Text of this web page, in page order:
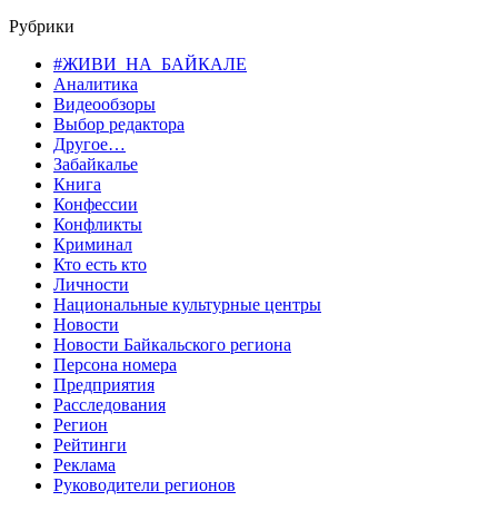
Рубрики
#ЖИВИ_НА_БАЙКАЛЕ
Аналитика
Видеообзоры
Выбор редактора
Другое…
Забайкалье
Книга
Конфессии
Конфликты
Криминал
Кто есть кто
Личности
Национальные культурные центры
Новости
Новости Байкальского региона
Персона номера
Предприятия
Расследования
Регион
Рейтинги
Реклама
Руководители регионов